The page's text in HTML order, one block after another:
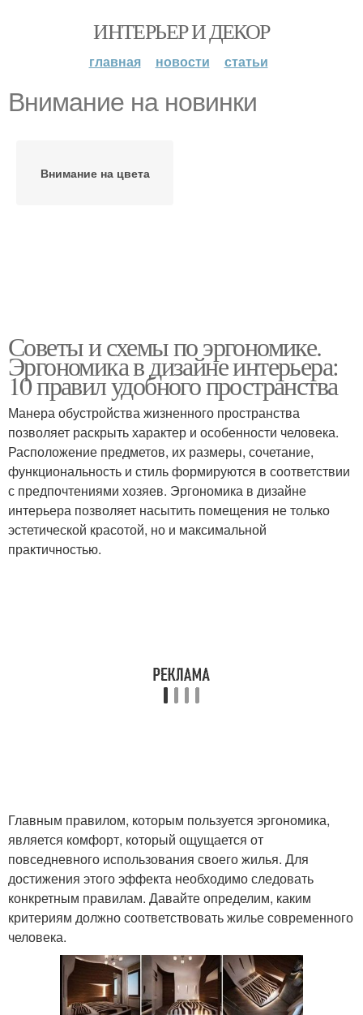
ИНТЕРЬЕР И ДЕКОР
главная новости статьи
Внимание на новинки
Внимание на цвета
Советы и схемы по эргономике.
Эргономика в дизайне интерьера:
10 правил удобного пространства
Манера обустройства жизненного пространства
позволяет раскрыть характер и особенности человека.
Расположение предметов, их размеры, сочетание,
функциональность и стиль формируются в соответствии
с предпочтениями хозяев. Эргономика в дизайне
интерьера позволяет насытить помещения не только
эстетической красотой, но и максимальной
практичностью.
Главным правилом, которым пользуется эргономика,
является комфорт, который ощущается от
повседневного использования своего жилья. Для
достижения этого эффекта необходимо следовать
конкретным правилам. Давайте определим, каким
критериям должно соответствовать жилье современного
человека.